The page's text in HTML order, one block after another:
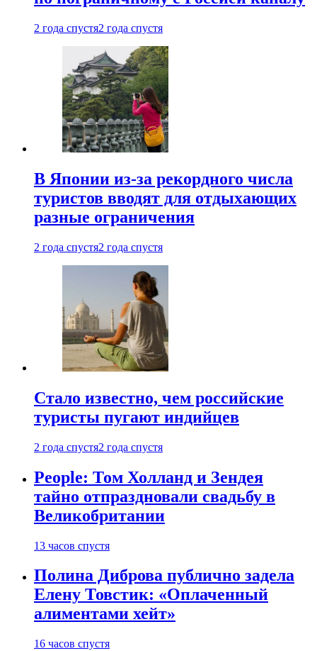
2 года спустя2 года спустя
В Японии из-за рекордного числа
туристов вводят для отдыхающих
разные ограничения
2 года спустя2 года спустя
Стало известно, чем российские
туристы пугают индийцев
2 года спустя2 года спустя
People: Том Холланд и Зендея
тайно отпраздновали свадьбу в
Великобритании
13 часов спустя
Полина Диброва публично задела
Елену Товстик: «Оплаченный
алиментами хейт»
16 часов спустя